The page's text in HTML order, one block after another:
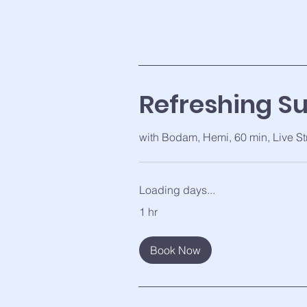
Refreshing
with Bodam, Hemi, 60 min, Live
Loading days...
1 hr
Book Now